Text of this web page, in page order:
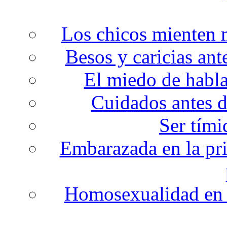
Los chicos mienten
Besos y caricias
El miedo de
Cuidados antes
Ser
Embarazada en la
Homosexualidad